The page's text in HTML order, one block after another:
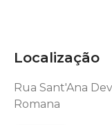
Localização
Rua Sant'Ana
Romana